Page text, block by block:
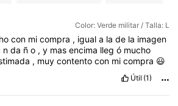
Color: Verde militar / Talla: L
con mi compra , igual a la de la imagen
nda ño ,y masencima llegó mucho
, muycontentocon micompra 😃
Útil (1)